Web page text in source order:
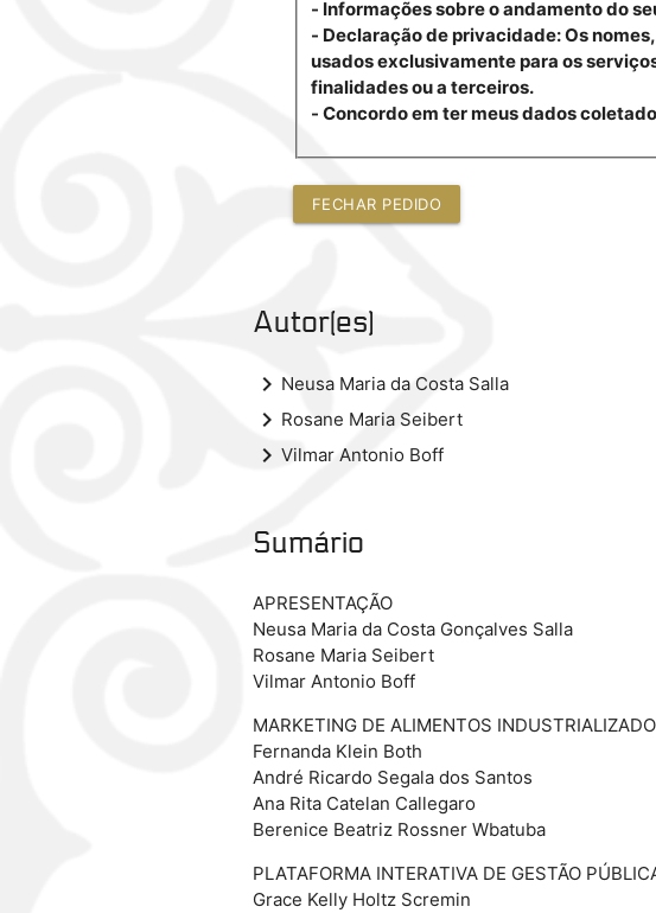
- Informações sobre o andamento do
- Declaração de privacidade: Os
usados exclusivamente para os
finalidades ou a terceiros.
- Concordo em ter meus dados
FECHAR PEDIDO
Autor(es)
keyboard_arrow_right Neusa Maria da Costa Salla
keyboard_arrow_right Rosane Maria Seibert
keyboard_arrow_right Vilmar Antonio Boff
Sumário
APRESENTAÇÃO
Neusa Maria da Costa Gonçalves Salla
Rosane Maria Seibert
Vilmar Antonio Boff
MARKETING DE ALIMENTOS
Fernanda Klein Both
André Ricardo Segala dos Santos
Ana Rita Catelan Callegaro
Berenice Beatriz Rossner Wbatuba
PLATAFORMA INTERATIVA DE GESTÃO
Grace Kelly Holtz Scremin